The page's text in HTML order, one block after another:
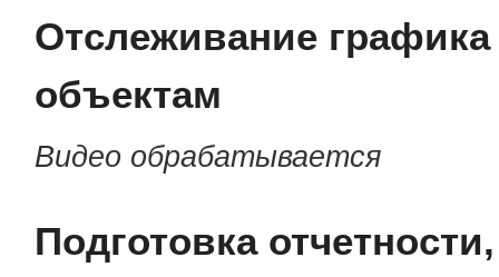
Отслеживание
объектам
Видео обрабатывается
Подготовка